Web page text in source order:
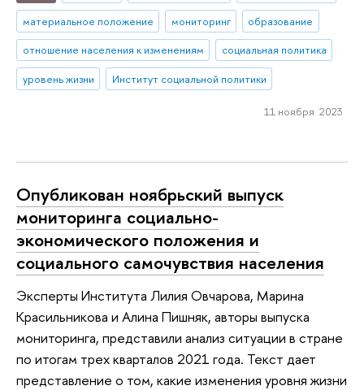
материальное положение
мониторинг
образование
отношение населения к изменениям
социальная политика
уровень жизни
Институт социальной политики
11 ноября 2023
Опубликован ноябрьский выпуск
мониторинга социально-
экономического положения и
социального самочувствия населения
Эксперты Института Лилия Овчарова, Марина
Красильникова и Алина Пишняк, авторы выпуска
мониторинга, представили анализ ситуации в стране
по итогам трех кварталов 2021 года. Текст дает
представление о том, какие изменения уровня жизни